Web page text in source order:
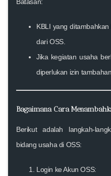
KBLI yang
dari OSS.
Jika kegiatan usaha
diperlukan izin tambahan.
Bagaimana Cara
Berikut adalah langkah-
bidang usaha di OSS:
Login ke Akun OSS: